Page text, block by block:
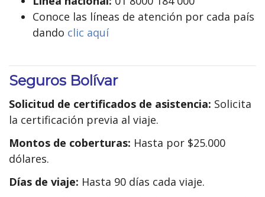
Conoce las líneas de atención por cada país
dando clic aquí
Seguros Bolívar
Solicitud de certificados de asistencia: Solicita
la certificación previa al viaje.
Montos de coberturas: Hasta por $25.000
dólares.
Días de viaje: Hasta 90 días cada viaje.